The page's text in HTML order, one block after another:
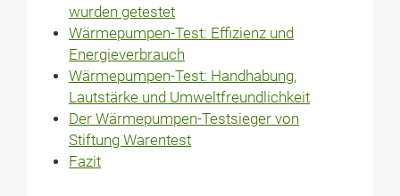
wurden getestet
Wärmepumpen-Test: Effizienz und
Energieverbrauch
Wärmepumpen-Test: Handhabung,
Lautstärke und Umweltfreundlichkeit
Der Wärmepumpen-Testsieger von
Stiftung Warentest
Fazit